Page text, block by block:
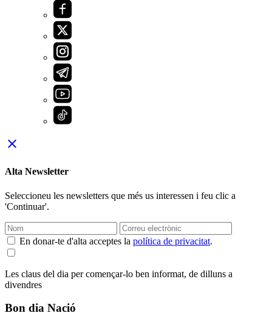
close
Alta Newsletter
Seleccioneu les newsletters que més us interessen i feu clic a
'Continuar'.
En donar-te d'alta acceptes la política de privacitat.
Les claus del dia per començar-lo ben informat, de dilluns a
divendres
Bon dia Nació